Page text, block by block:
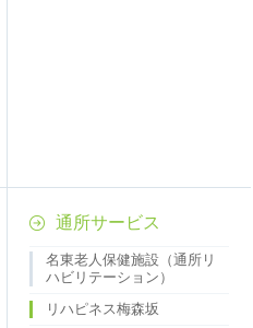
通所サービス
名東老人保健施設（通所リ
ハビリテーション）
リハピネス梅森坂